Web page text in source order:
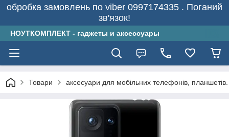
обробка замовлень по viber 0997174335 . Поганий
зв'язок!
НОУТКОМПЛЕКТ - гаджеты и аксессуары
Товари аксесуари для мобільних телефонів, планшетів.